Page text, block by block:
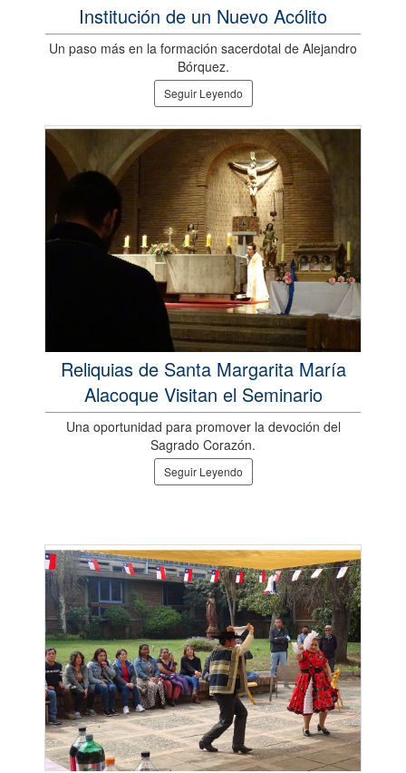
Institución de un Nuevo Acólito
Un paso más en la formación sacerdotal de Alejandro
Bórquez.
Seguir Leyendo
Reliquias de Santa Margarita María
Alacoque Visitan el Seminario
Una oportunidad para promover la devoción del
Sagrado Corazón.
Seguir Leyendo